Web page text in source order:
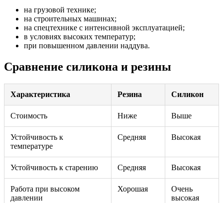
на грузовой технике;
на строительных машинах;
на спецтехнике с интенсивной эксплуатацией;
в условиях высоких температур;
при повышенном давлении наддува.
Сравнение силикона и резины
Характеристика Резина Силикон
Стоимость Ниже Выше
Устойчивость к
температуре
Средняя Высокая
Устойчивость к старению Средняя Высокая
Работа при высоком
давлении
Хорошая
Очень
высокая